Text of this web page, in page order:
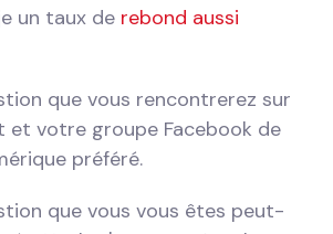
un taux de rebond aussi
que vous rencontrerez sur
et votre groupe Facebook de
préféré.
que vous vous êtes peut-